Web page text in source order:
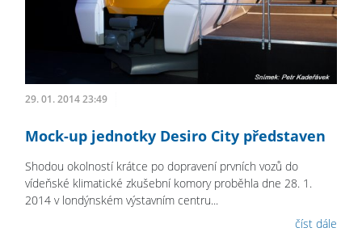
29. 01. 2014 23:49
Mock-up jednotky Desiro City představen
Shodou okolností krátce po dopravení prvních vozů do
vídeňské klimatické zkušební komory proběhla dne 28. 1.
2014 v londýnském výstavním centru...
číst dále